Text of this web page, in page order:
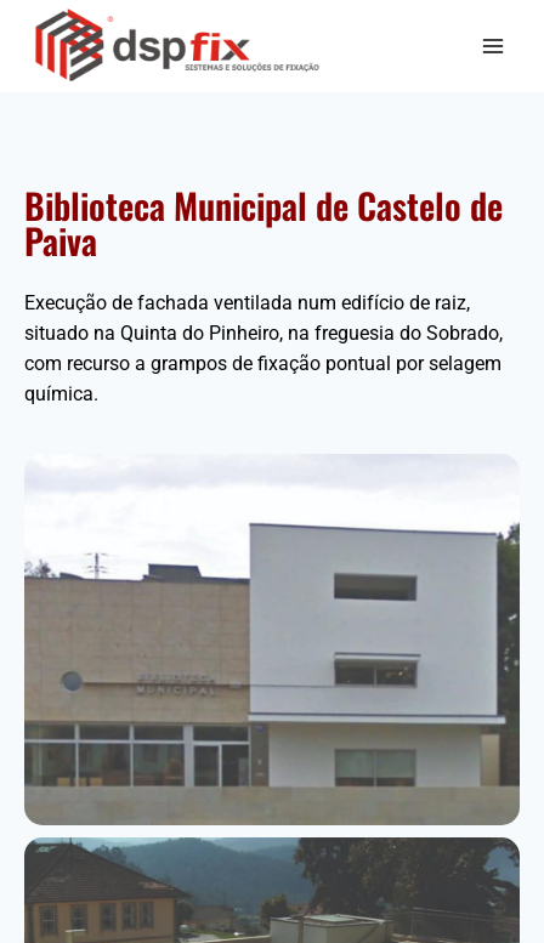
Biblioteca Municipal de Castelo de
Paiva
Execução de fachada ventilada num edifício de raiz,
situado na Quinta do Pinheiro, na freguesia do Sobrado,
com recurso a grampos de fixação pontual por selagem
química.